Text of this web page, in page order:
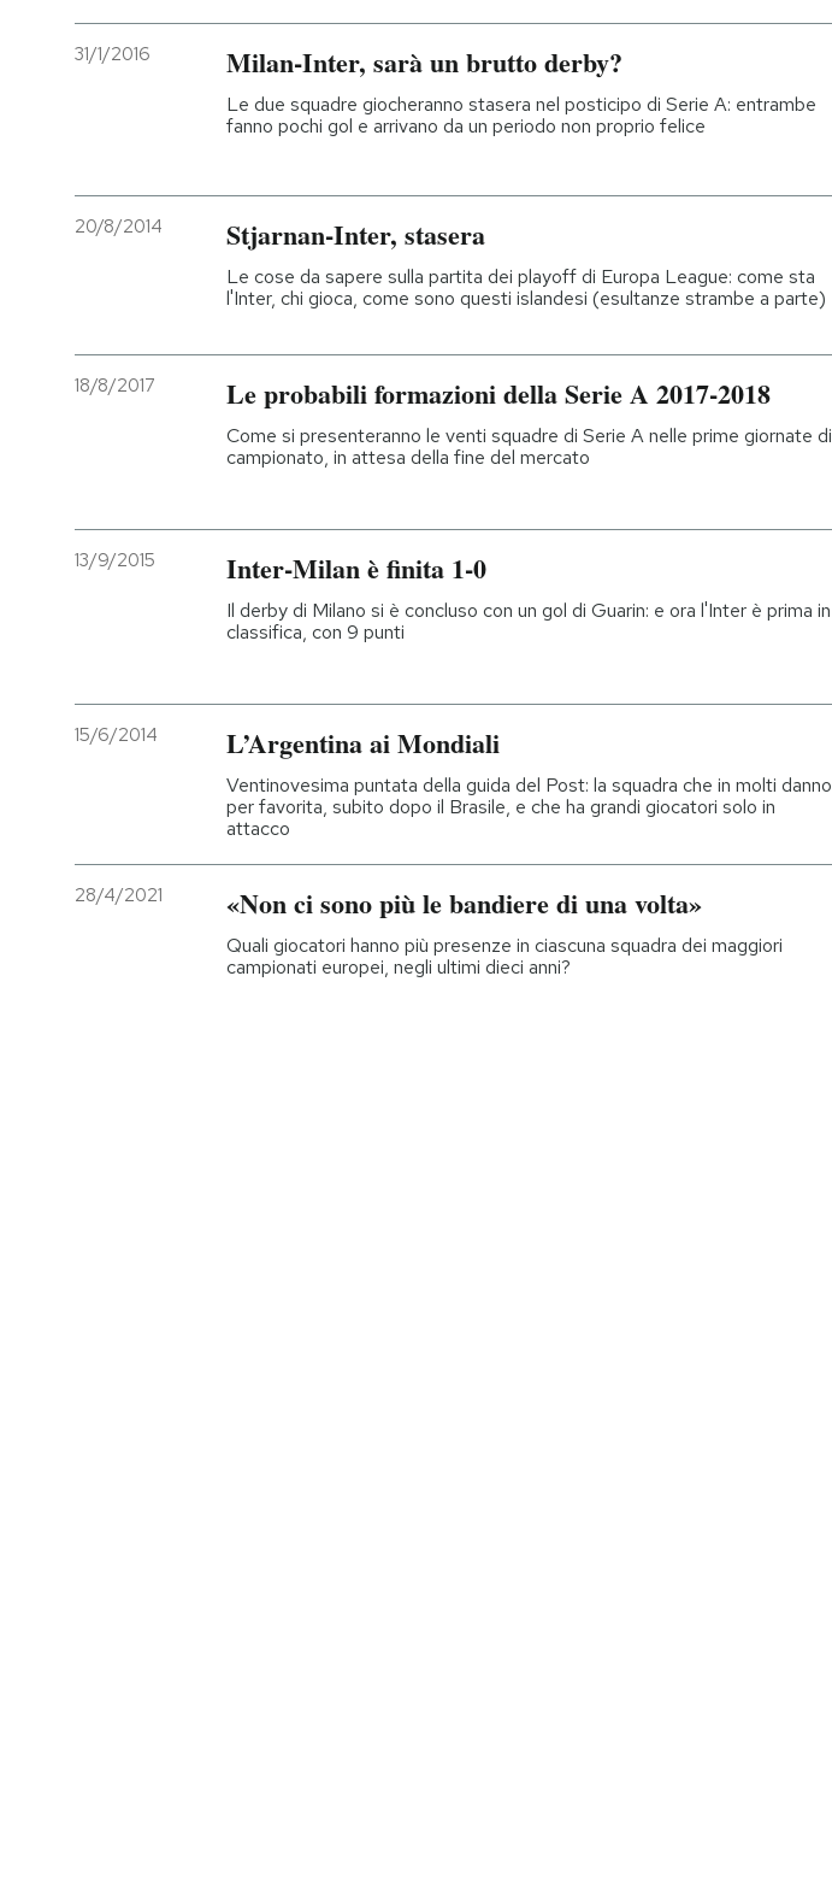
31/1/2016 Milan-Inter, sarà un brutto derby?
Le due squadre giocheranno stasera nel posticipo di Serie A: entrambe
fanno pochi gol e arrivano da un periodo non proprio felice
20/8/2014 Stjarnan-Inter, stasera
Le cose da sapere sulla partita dei playoff di Europa League: come sta
l'Inter, chi gioca, come sono questi islandesi (esultanze strambe a parte)
18/8/2017 Le probabili formazioni della Serie A 2017-2018
Come si presenteranno le venti squadre di Serie A nelle prime giornate di
campionato, in attesa della fine del mercato
13/9/2015 Inter-Milan è finita 1-0
Il derby di Milano si è concluso con un gol di Guarin: e ora l'Inter è prima in
classifica, con 9 punti
15/6/2014 L’Argentina ai Mondiali
Ventinovesima puntata della guida del Post: la squadra che in molti danno
per favorita, subito dopo il Brasile, e che ha grandi giocatori solo in
attacco
28/4/2021 «Non ci sono più le bandiere di una volta»
Quali giocatori hanno più presenze in ciascuna squadra dei maggiori
campionati europei, negli ultimi dieci anni?